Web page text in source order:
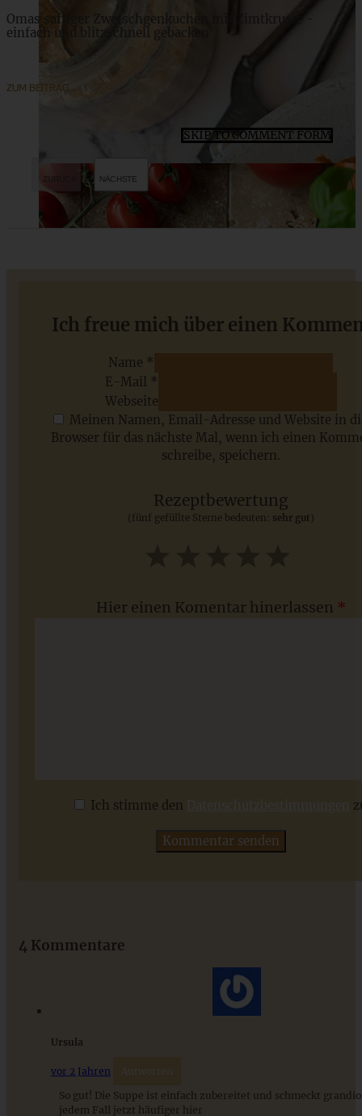
Mein Rezept für Ribollita – wärmende toskanische
Bohnensuppe
Omas saftiger Zwetschgenkuchen mit Zimtkruste -
einfach und blitzschnell gebacken
ZUM BEITRAG
Saisonale Rezepte im Juli - meine 7 sommerlichen
SKIP TO COMMENT FORM
4 Kommentare
Ursula
vor 2 Jahren Antworten
So gut! Die Suppe ist einfach zubereitet und schmeckt
jedem Fall jetzt häufiger hier
Ich freue mich über einen
Name *
E-Mail *
Webseite
Meinen Namen, Email-Adresse und Website in
Browser für das nächste Mal, wenn ich einen
schreibe, speichern.
Rezeptbewertung
(fünf gefüllte Sterne bedeuten: sehr gut )
Hier einen Komentar hinerlassen *
Ich stimme den